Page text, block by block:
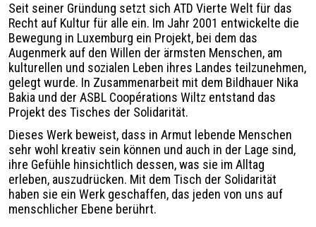
Légende
Seit seiner Gründung setzt sich ATD Vierte Welt für das
Recht auf Kultur für alle ein. Im Jahr 2001 entwickelte die
Bewegung in Luxemburg ein Projekt, bei dem das
Augenmerk auf den Willen der ärmsten Menschen, am
kulturellen und sozialen Leben ihres Landes teilzunehmen,
gelegt wurde. In Zusammenarbeit mit dem Bildhauer Nika
Bakia und der ASBL Coopérations Wiltz entstand das
Projekt des Tisches der Solidarität.
Dieses Werk beweist, dass in Armut lebende Menschen
sehr wohl kreativ sein können und auch in der Lage sind,
ihre Gefühle hinsichtlich dessen, was sie im Alltag
erleben, auszudrücken. Mit dem Tisch der Solidarität
haben sie ein Werk geschaffen, das jeden von uns auf
menschlicher Ebene berührt.